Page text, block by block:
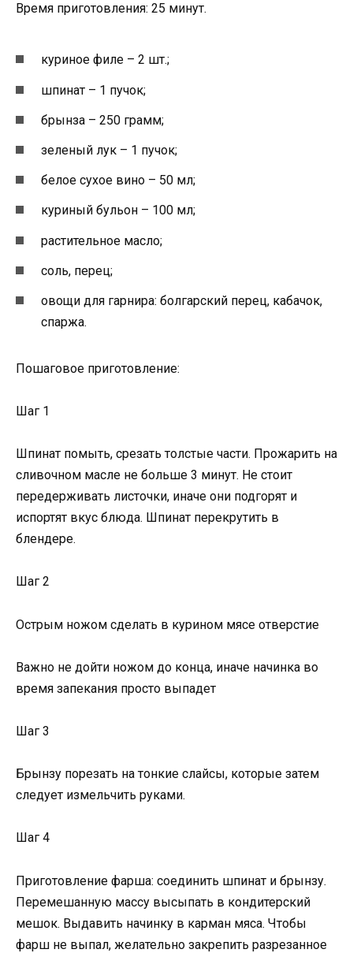
Время приготовления: 25 минут.
куриное филе – 2 шт.;
шпинат – 1 пучок;
брынза – 250 грамм;
зеленый лук – 1 пучок;
белое сухое вино – 50 мл;
куриный бульон – 100 мл;
растительное масло;
соль, перец;
овощи для гарнира: болгарский перец, кабачок,
спаржа.
Пошаговое приготовление:
Шаг 1
Шпинат помыть, срезать толстые части. Прожарить на
сливочном масле не больше 3 минут. Не стоит
передерживать листочки, иначе они подгорят и
испортят вкус блюда. Шпинат перекрутить в
блендере.
Шаг 2
Острым ножом сделать в курином мясе отверстие
Важно не дойти ножом до конца, иначе начинка во
время запекания просто выпадет
Шаг 3
Брынзу порезать на тонкие слайсы, которые затем
следует измельчить руками.
Шаг 4
Приготовление фарша: соединить шпинат и брынзу.
Перемешанную массу высыпать в кондитерский
мешок. Выдавить начинку в карман мяса. Чтобы
фарш не выпал, желательно закрепить разрезанное